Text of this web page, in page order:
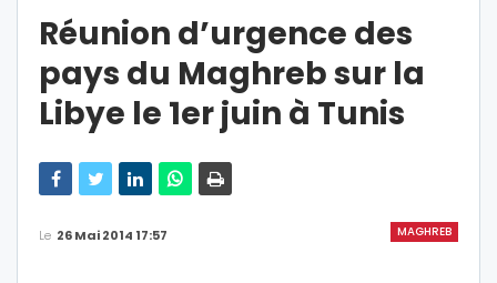
Réunion d’urgence des
pays du Maghreb sur la
Libye le 1er juin à Tunis
MAGHREB
Le 26 Mai 2014 17:57